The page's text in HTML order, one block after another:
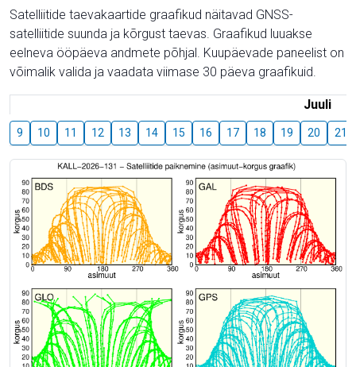
Satelliitide taevakaartide graafikud näitavad GNSS-
satelliitide suunda ja kõrgust taevas. Graafikud luuakse
eelneva ööpäeva andmete põhjal. Kuupäevade paneelist on
võimalik valida ja vaadata viimase 30 päeva graafikuid.
Juuli
9 10 11 12 13 14 15 16 17 18 19 20 21